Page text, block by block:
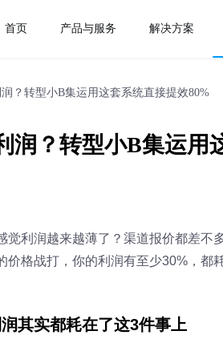
首页 产品与服务 解决方案
？转型小B集运用这套系统直接提效80%
润？转型小B集运用
觉利润越来越薄了？渠道报价都差
格战打，你的利润有至少30%，都
其实都耗在了这3件事上